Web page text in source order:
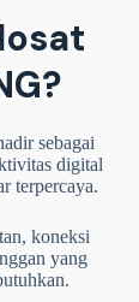
sebagai
digital
terpercaya.
koneksi
yang